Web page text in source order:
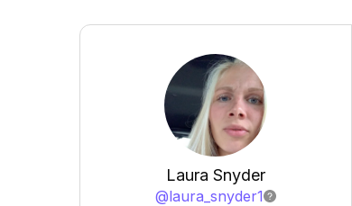
Laura Snyder
@laura_snyder1